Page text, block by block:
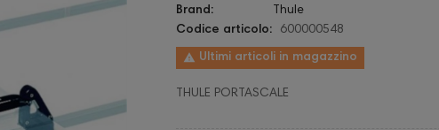
Brand:
Thule
Codice articolo:
600000548
 Ultimi articoli in magazzino
THULE PORTASCALE